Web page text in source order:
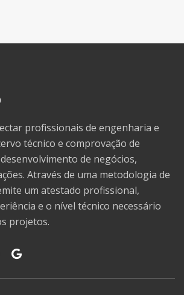
profissionais de engenharia e
técnico e comprovação de
de negócios,
Através de uma metodologia de
um atestado profissional,
e o nível técnico necessário
projetos.